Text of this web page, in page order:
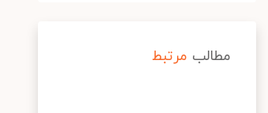
مطالب مرتبط